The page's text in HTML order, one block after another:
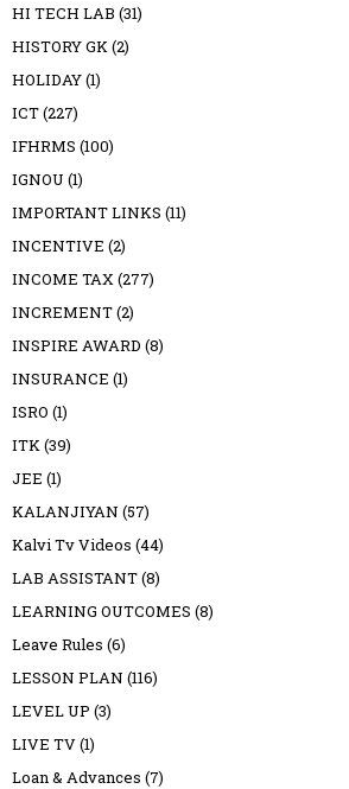
HI TECH LAB (31)
HISTORY GK(2)
HOLIDAY(1)
ICT(227)
IFHRMS (100)
IGNOU (1)
IMPORTANT LINKS (11)
INCENTIVE (2)
INCOME TAX(277)
INCREMENT(2)
INSPIRE AWARD (8)
INSURANCE (1)
ISRO (1)
ITK(39)
JEE (1)
KALANJIYAN (57)
Kalvi Tv Videos (44)
LAB ASSISTANT(8)
LEARNING OUTCOMES (8)
Leave Rules (6)
LESSON PLAN (116)
LEVEL UP (3)
LIVE TV(1)
Loan & Advances (7)